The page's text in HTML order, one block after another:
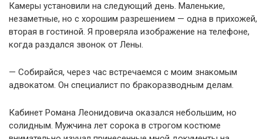
Камеры установили на следующий день. Маленькие,
незаметные, но с хорошим разрешением — одна в прихожей,
вторая в гостиной. Я проверяла изображение на телефоне,
когда раздался звонок от Лены.
— Собирайся, через час встречаемся с моим знакомым
адвокатом. Он специалист по бракоразводным делам.
Кабинет Романа Леонидовича оказался небольшим, но
солидным. Мужчина лет сорока в строгом костюме